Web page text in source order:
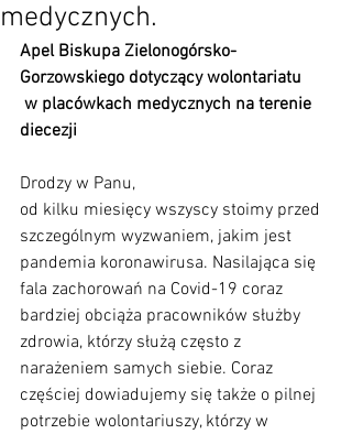
medycznych.
Apel Biskupa Zielonogórsko-
Gorzowskiego dotyczący wolontariatu
diecezji
Drodzy w Panu,
od kilku miesięcy wszyscy stoimy przed
szczególnym wyzwaniem, jakim jest
pandemia koronawirusa. Nasilająca się
fala zachorowań na Covid-19 coraz
bardziej obciąża pracowników służby
zdrowia, którzy służą często z
narażeniem samych siebie. Coraz
częściej dowiadujemy się także o pilnej
potrzebie wolontariuszy, którzy w